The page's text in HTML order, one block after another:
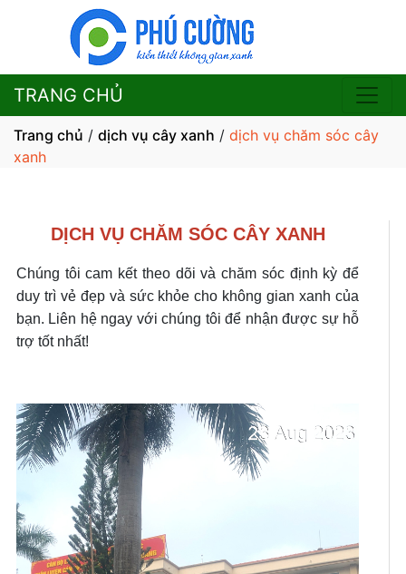
TRANG CHỦ
Trang chủ / dịch vụ cây xanh / dịch vụ chăm sóc cây
xanh
DỊCH VỤ CHĂM SÓC CÂY XANH
Chúng tôi cam kết theo dõi và chăm sóc định kỳ để
duy trì vẻ đẹp và sức khỏe cho không gian xanh của
bạn. Liên hệ ngay với chúng tôi để nhận được sự hỗ
trợ tốt nhất!